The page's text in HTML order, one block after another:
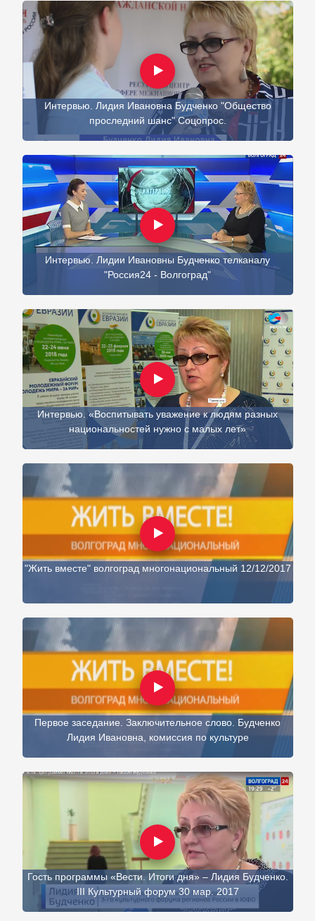
Интервью. Лидия Ивановна Будченко "Общество
проследний шанс" Соцопрос.
Интервью. Лидии Ивановны Будченко телканалу
"Россия24 - Волгоград"
Интервью. «Воспитывать уважение к людям разных
национальностей нужно с малых лет»
"Жить вместе" волгоград многонациональный 12/12/2017
Первое заседание. Заключительное слово. Будченко
Лидия Ивановна, комиссия по культуре
Гость программы «Вести. Итоги дня» – Лидия Будченко.
III Культурный форум 30 мар. 2017